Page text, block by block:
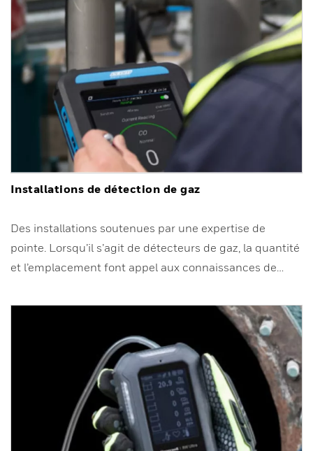
Installations de détection de gaz
Des installations soutenues par une expertise de
pointe. Lorsqu’il s’agit de détecteurs de gaz, la quantité
et l’emplacement font appel aux connaissances de…